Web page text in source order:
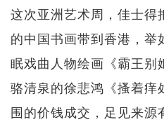
这次亚洲艺术周，佳士得
的中国书画带到香港，
眠戏曲人物绘画《霸王别
骆清泉的徐悲鸿《搔着痒
围的价钱成交，足见来源